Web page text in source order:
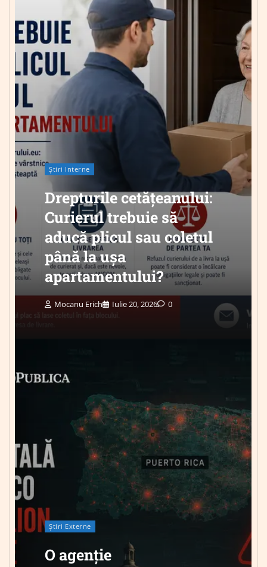
Știri Interne
Drepturile cetățeanului:
Curierul trebuie să
aducă plicul sau coletul
până la ușa
apartamentului?
Mocanu Erich Iulie 20, 2026 0
Știri Externe
O agenție